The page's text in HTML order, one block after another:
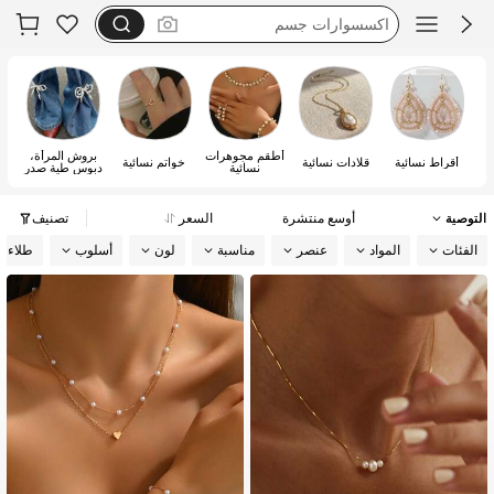
اكسسوارات لانجري
kkt
أقراط نسائية قلادات نسائية
أطقم مجوهرات
نسائية
خواتم نسائية
بروش المرأة،
دبوس طية صدر
التوصية أوسع منتشرة السعر تصنيف
الفئات المواد عنصر مناسبة لون أسلوب طلاء